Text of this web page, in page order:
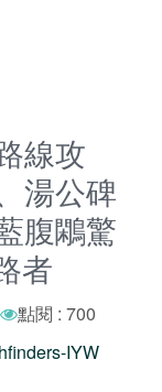
線攻
湯公碑
腹鷴驚
者
點閱 : 700
IYW